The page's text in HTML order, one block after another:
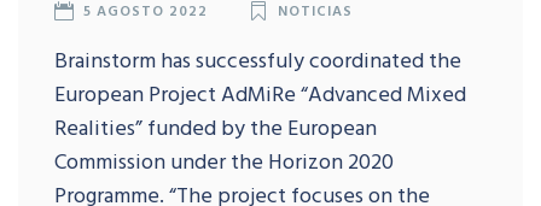
5 AGOSTO 2022 NOTICIAS
Brainstorm has successfuly coordinated the
European Project AdMiRe “Advanced Mixed
Realities” funded by the European
Commission under the Horizon 2020
Programme. “The project focuses on the